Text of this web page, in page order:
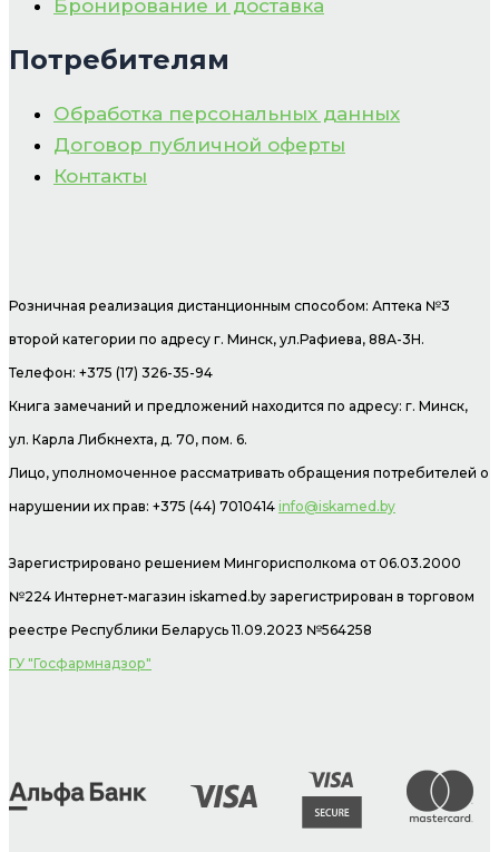
Бронирование и доставка
Потребителям
Обработка персональных данных
Договор публичной оферты
Контакты
Розничная реализация дистанционным способом: Аптека №3
второй категории по адресу г. Минск, ул.Рафиева, 88А-3Н.
Телефон: +375 (17) 326-35-94
Книга замечаний и предложений находится по адресу: г. Минск,
ул. Карла Либкнехта, д. 70, пом. 6.
Лицо, уполномоченное рассматривать обращения потребителей о
нарушении их прав: +375 (44) 7010414 info@iskamed.by
Зарегистрировано решением Мингорисполкома от 06.03.2000
№224 Интернет-магазин iskamed.by зарегистрирован в торговом
реестре Республики Беларусь 11.09.2023 №564258
ГУ "Госфармнадзор"